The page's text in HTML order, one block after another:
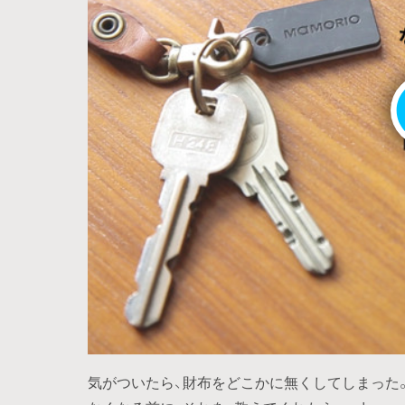
気がついたら、財布をどこかに無くしてしまった